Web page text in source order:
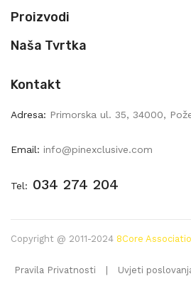
Proizvodi
Naša Tvrtka
Kontakt
Adresa: Primorska ul. 35, 34000,
Email: info@pinexclusive.com
Tel: 034 274 204
Copyright @ 2011-2024 8Core
Pravila Privatnosti | Uvjeti